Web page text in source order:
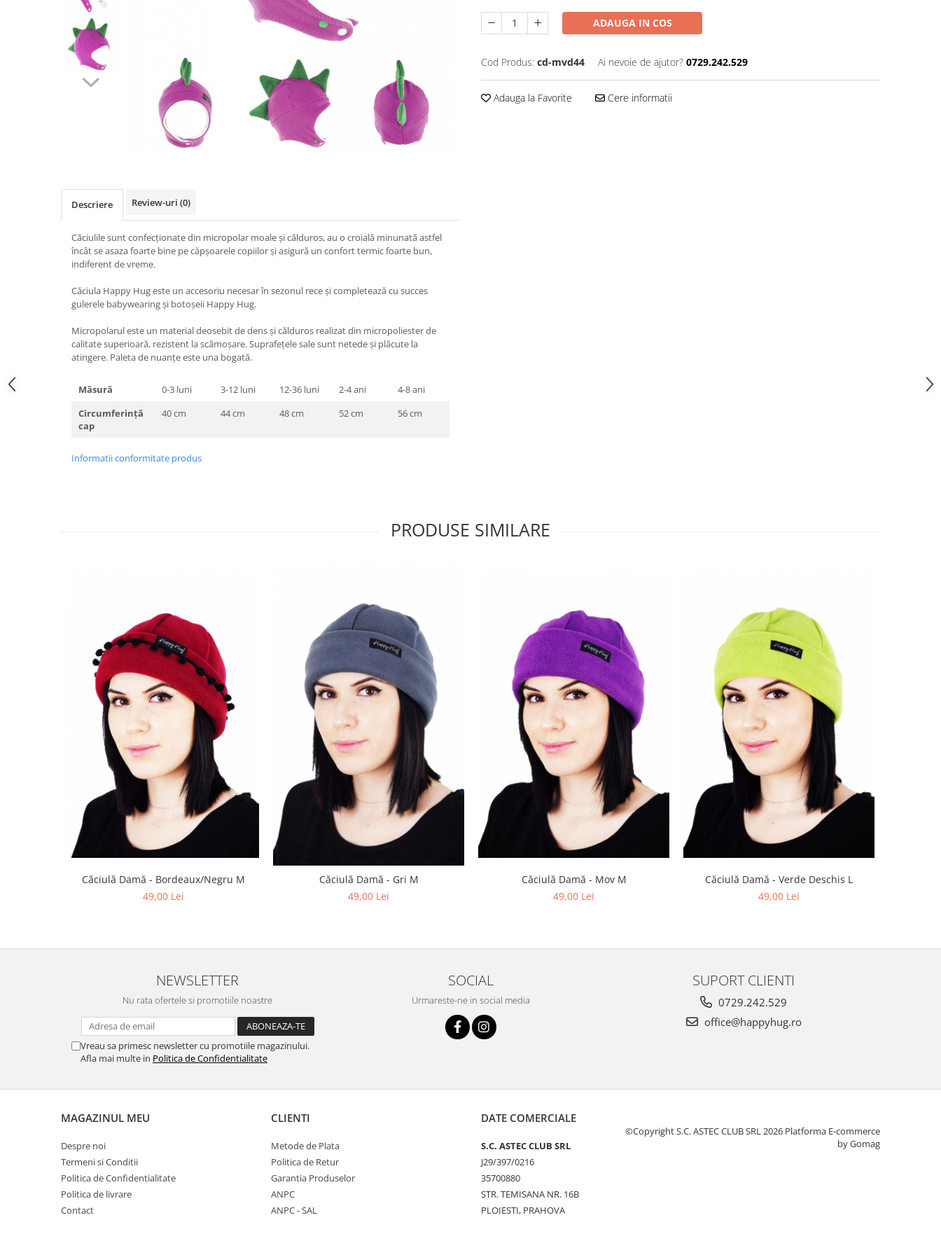
Pălării de Soare
ADAUGA IN COS
Cod Produs: cd-mvd44 Ai nevoie de ajutor? 0729.242.529
Adauga la Favorite Cere informatii
Descriere Review-uri (0)
Căciulile sunt confecționate din micropolar moale și călduros, au o croială minunată astfel
încât se asaza foarte bine pe căpșoarele copiilor și asigură un confort termic foarte bun,
indiferent de vreme.
Căciula Happy Hug este un accesoriu necesar în sezonul rece și completează cu succes
gulerele babywearing și botoșeii Happy Hug.
Micropolarul este un material deosebit de dens și călduros realizat din micropoliester de
calitate superioară, rezistent la scămoșare. Suprafețele sale sunt netede și plăcute la
atingere. Paleta de nuanțe este una bogată.
Măsură 0-3 luni 3-12 luni 12-36 luni 2-4 ani
4-8 ani
Circumferință
cap
40 cm 44 cm 48 cm 52 cm 56 cm
Informatii conformitate produs
PRODUSE SIMILARE
Căciulă Damă - Bordeaux/Negru M
49,00 Lei
Căciulă Damă - Gri M
49,00 Lei
Căciulă Damă - Mov M
49,00 Lei
Căciulă Damă - Verde Deschis L
49,00 Lei
NEWSLETTER
Nu rata ofertele si promotiile noastre
Vreau sa primesc newsletter cu promotiile magazinului.
Afla mai multe in Politica de Confidentialitate
SOCIAL
Urmareste-ne in social media
SUPORT CLIENTI
0729.242.529
office@happyhug.ro
MAGAZINUL MEU
Despre noi
Termeni si Conditii
Politica de Confidentialitate
Politica de livrare
Contact
CLIENTI
Metode de Plata
Politica de Retur
Garantia Produselor
ANPC
ANPC - SAL
DATE COMERCIALE
S.C. ASTEC CLUB SRL
J29/397/0216
35700880
STR. TEMISANA NR. 16B
PLOIESTI, PRAHOVA
©Copyright S.C. ASTEC CLUB SRL 2026 Platforma E-commerce
by Gomag